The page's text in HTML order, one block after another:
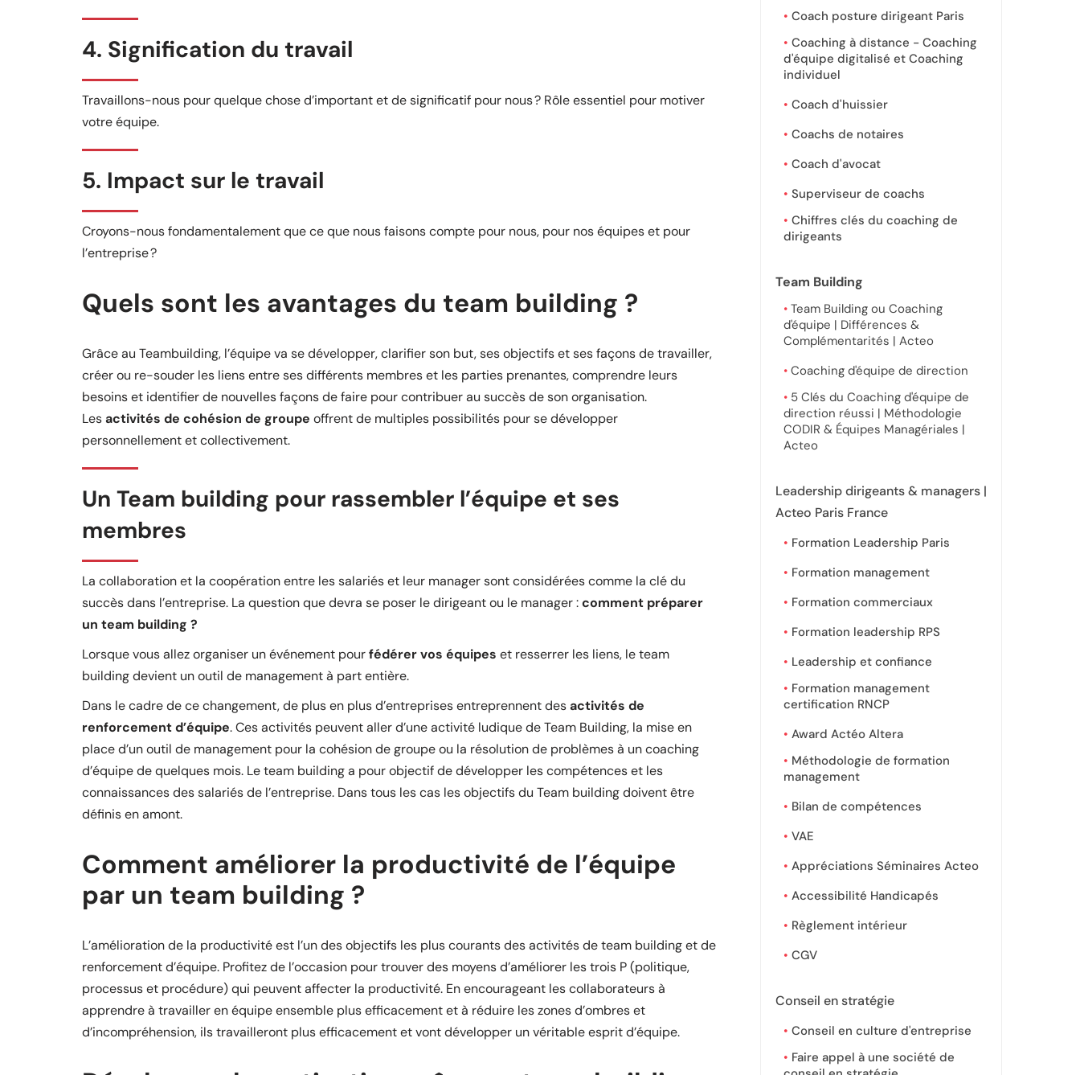
4. Signification du travail
Travaillons-nous pour quelque chose d’important et de significatif pour nous ? Rôle essentiel pour motiver
votre équipe.
5. Impact sur le travail
Croyons-nous fondamentalement que ce que nous faisons compte pour nous, pour nos équipes et pour
l’entreprise ?
Quels sont les avantages du team building ?
Grâce au Teambuilding, l’équipe va se développer, clarifier son but, ses objectifs et ses façons de travailler,
créer ou re-souder les liens entre ses différents membres et les parties prenantes, comprendre leurs
besoins et identifier de nouvelles façons de faire pour contribuer au succès de son organisation.
Lesactivités de cohésion de groupe offrent de multiples possibilités pour se développer
personnellement et collectivement.
Un Team building pour rassembler l’équipe et ses
membres
La collaboration et la coopération entre les salariés et leur manager sont considérées comme la clé du
succès dans l’entreprise. La question que devra se poser le dirigeant ou le manager :comment préparer
un team building ?
Lorsque vous allez organiser un événement pourfédérer vos équipes et resserrer les liens, le team
building devient un outil de management à part entière.
Dans le cadre de ce changement, de plus en plus d’entreprises entreprennent desactivités de
renforcement d’équipe. Ces activités peuvent aller d’une activité ludique de Team Building, la mise en
place d’un outil de management pour la cohésion de groupe ou la résolution de problèmes à un coaching
d’équipe de quelques mois. Le team building a pour objectif de développer les compétences et les
connaissances des salariés de l’entreprise. Dans tous les cas les objectifs du Team building doivent être
définis en amont.
Comment améliorer la productivité de l’équipe
par un team building ?
L’amélioration de la productivité est l’un des objectifs les plus courants des activités de team building et de
renforcement d’équipe. Profitez de l’occasion pour trouver des moyens d’améliorer les trois P (politique,
processus et procédure) qui peuvent affecter la productivité. En encourageant les collaborateurs à
apprendre à travailler en équipe ensemble plus efficacement et à réduire les zones d’ombres et
d’incompréhension, ils travailleront plus efficacement et vont développer un véritable esprit d’équipe.
Coach posture dirigeant Paris
Coaching à distance - Coaching
d'équipe digitalisé et Coaching
individuel
Coach d'huissier
Coachs de notaires
Coach d'avocat
Superviseur de coachs
Chiffres clés du coaching de
dirigeants
Team Building
Team Building ou Coaching
d'équipe | Différences &
Complémentarités | Acteo
Coaching d'équipe de direction
5 Clés du Coaching d'équipe de
direction réussi | Méthodologie
CODIR & Équipes Managériales |
Acteo
Leadership dirigeants & managers |
Acteo Paris France
Formation Leadership Paris
Formation management
Formation commerciaux
Formation leadership RPS
Leadership et confiance
Formation management
certification RNCP
Award Actéo Altera
Méthodologie de formation
management
Bilan de compétences
VAE
Appréciations Séminaires Acteo
Accessibilité Handicapés
Règlement intérieur
CGV
Conseil en stratégie
Conseil en culture d'entreprise
Faire appel à une société de